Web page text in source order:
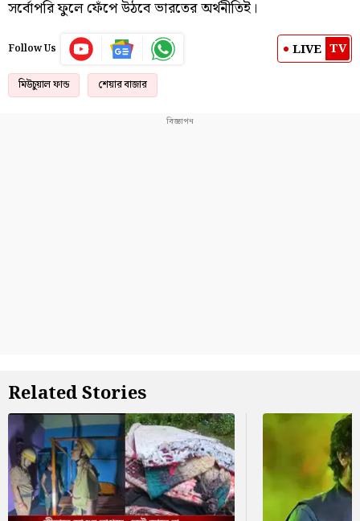
সর্বোপরি ফুলে ফেঁপে উঠবে ভারতের অর্থনীতিই।
Follow Us LIVE TV
মিউচুয়াল ফান্ড শেয়ার বাজার
Related Stories